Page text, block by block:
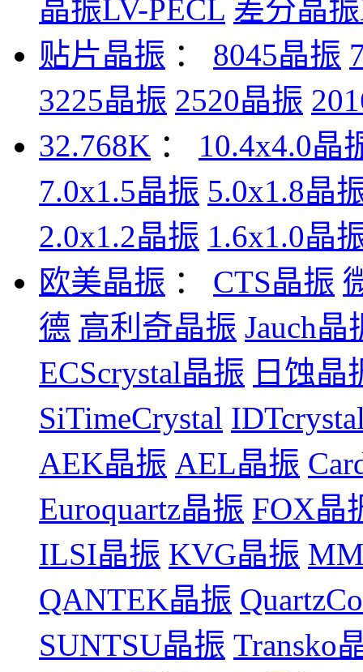
晶振LV-PECL 差分晶
贴片晶振 ： 8045晶振
3225晶振 2520晶振
32.768K ：
10.4x4.0晶
7.0x1.5晶振 5.0x1.8晶
2.0x1.2晶振 1.6x1.0晶
欧美晶振 ： CTS晶振
德 高利奇晶振 Jauch晶
ECScrystal晶振 日蚀晶
SiTimeCrystal
AEK晶振 AEL晶振
Euroquartz晶振 FOX晶
ILSI晶振 KVG晶振
QANTEK晶振
SUNTSU晶振 Transko